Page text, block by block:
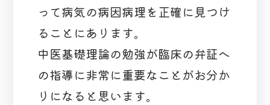
って病気の病因病理を正確に見つけ
ることにあります。
中医基礎理論の勉強が臨床の弁証へ
の指導に非常に重要なことがお分か
りになると思います。